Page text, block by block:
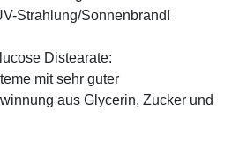
Strahlung/Sonnenbrand!
Distearate:
mit sehr guter
aus Glycerin, Zucker und